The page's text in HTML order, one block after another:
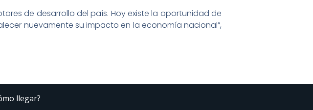
de desarrollo del país. Hoy existe la oportunidad de
nuevamente su impacto en la economía nacional”,
llegar?